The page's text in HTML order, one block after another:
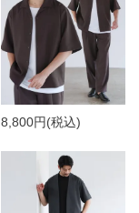
8,800円(税込)